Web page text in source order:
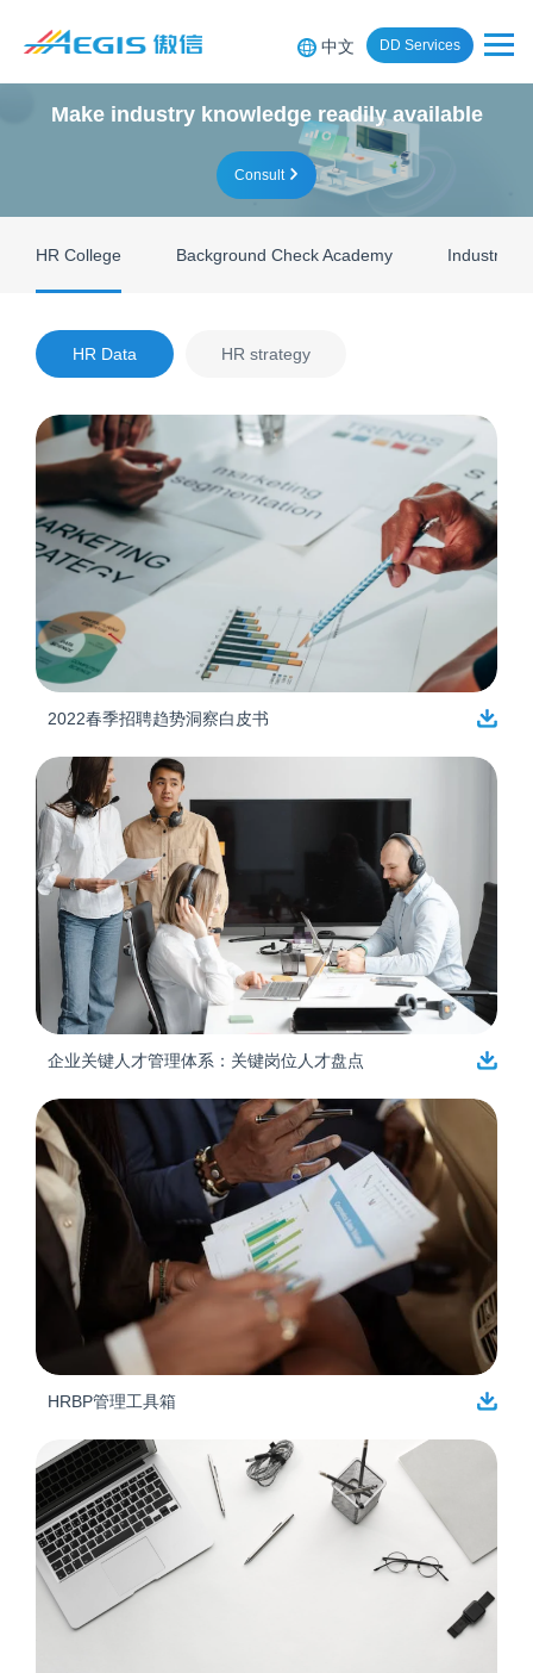
中文 DD Services
Make industry knowledge readily available
Consult
HR College Background Check Academy Industry
HR Data HR strategy
2022春季招聘趋势洞察白皮书
企业关键人才管理体系：关键岗位人才盘点
HRBP管理工具箱